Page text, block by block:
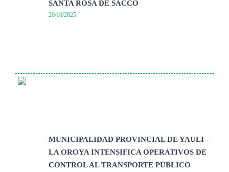
SANTA ROSA DE SACCO
20/10/2025
MUNICIPALIDAD PROVINCIAL DE YAULI –
LA OROYA INTENSIFICA OPERATIVOS DE
CONTROL AL TRANSPORTE PÚBLICO